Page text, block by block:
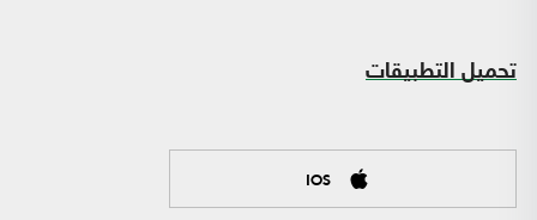
تحميل التطبيقات
IOS